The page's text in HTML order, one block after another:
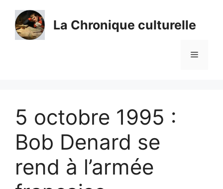
contenu
La Chronique culturelle
Menu
5 octobre 1995 :
Bob Denard se
rend à l’armée